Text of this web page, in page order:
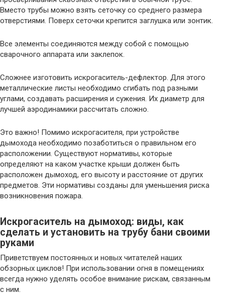
Вместо трубы можно взять сеточку со среднего размера
отверстиями. Поверх сеточки крепится заглушка или зонтик.
Все элементы соединяются между собой с помощью
сварочного аппарата или заклепок.
Сложнее изготовить искрогаситель-дефлектор. Для этого
металлические листы необходимо сгибать под разными
углами, создавать расширения и сужения. Их диаметр для
лучшей аэродинамики рассчитать сложно.
Это важно! Помимо искрогасителя, при устройстве
дымохода необходимо позаботиться о правильном его
расположении. Существуют нормативы, которые
определяют на каком участке крыши должен быть
расположен дымоход, его высоту и расстояние от других
предметов. Эти нормативы созданы для уменьшения риска
возникновения пожара.
Искрогаситель на дымоход: виды, как
сделать и установить на трубу бани своими
руками
Приветствуем постоянных и новых читателей наших
обзорных циклов! При использовании огня в помещениях
всегда нужно уделять особое внимание рискам, связанным
с ним.